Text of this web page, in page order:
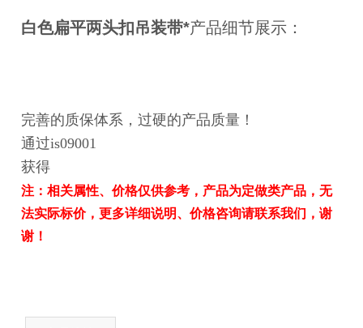
白色扁平两头扣吊装带*产品细节展示：
完善的质保体系，过硬的产品质量！
通过is09001
获得
注：相关属性、价格仅供参考，产品为定做类产品，无
法实际标价，更多详细说明、价格咨询请联系我们，谢
谢！